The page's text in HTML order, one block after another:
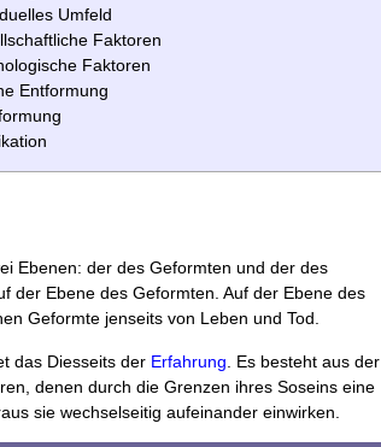
Umfeld
Faktoren
Faktoren
Entformung
Ebenen: der des Geformten und der des
der Ebene des Geformten. Auf der Ebene des
Geformte jenseits von Leben und Tod.
das Diesseits der Erfahrung . Es besteht aus der
denen durch die Grenzen ihres Soseins eine
sie wechselseitig aufeinander einwirken.